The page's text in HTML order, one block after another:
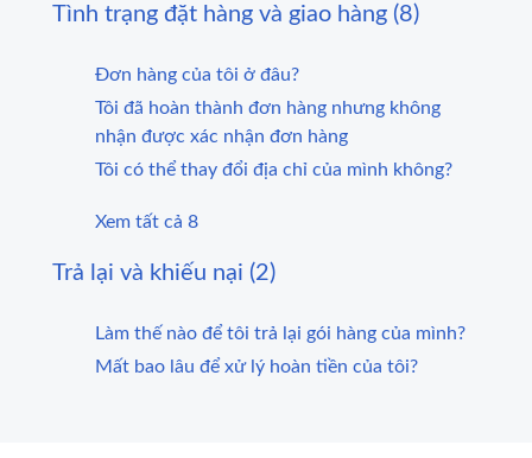
Tình trạng đặt hàng và giao hàng (8)
Đơn hàng của tôi ở đâu?
Tôi đã hoàn thành đơn hàng nhưng không
nhận được xác nhận đơn hàng
Tôi có thể thay đổi địa chỉ của mình không?
Xem tất cả 8
Trả lại và khiếu nại (2)
Làm thế nào để tôi trả lại gói hàng của mình?
Mất bao lâu để xử lý hoàn tiền của tôi?